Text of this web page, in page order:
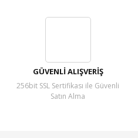
GÜVENLİ ALIŞVERİŞ
256bit SSL Sertifikası ile Güvenli
Satın Alma